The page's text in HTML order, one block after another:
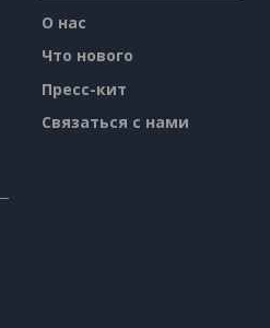
О нас
Что нового
Пресс-кит
Связаться с нами